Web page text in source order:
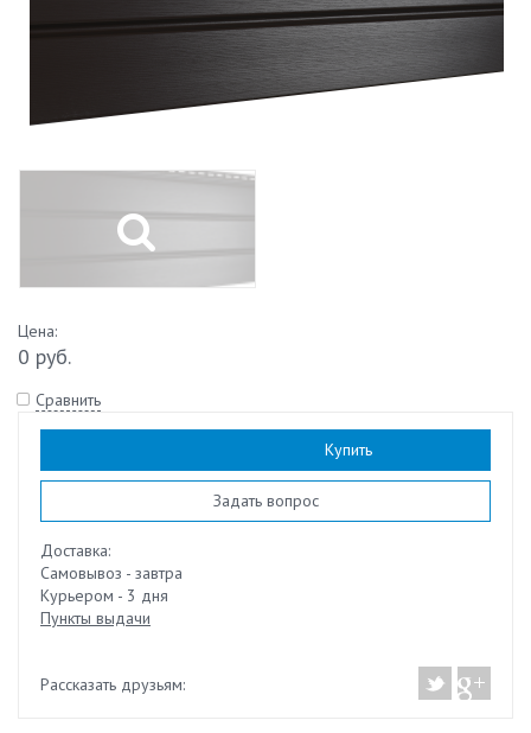
Цена:
0 руб.
Сравнить
Купить
Задать вопрос
Доставка:
Самовывоз - завтра
Курьером - 3 дня
Пункты выдачи
Рассказать друзьям: